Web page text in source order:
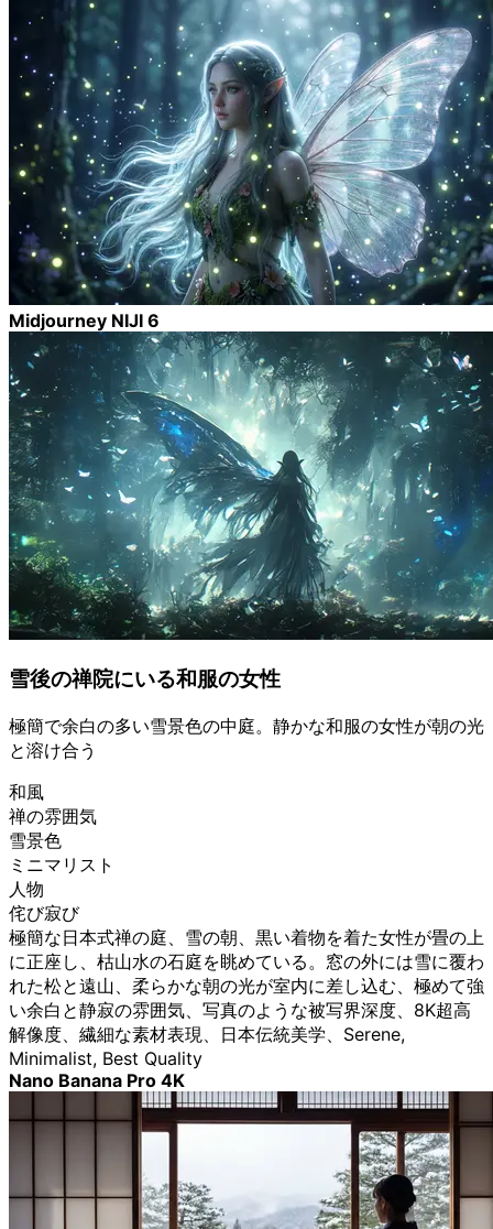
Midjourney NIJI 6
雪後の禅院にいる和服の女性
極簡で余白の多い雪景色の中庭。静かな和服の女性が朝の光
と溶け合う
和風
禅の雰囲気
雪景色
ミニマリスト
人物
侘び寂び
極簡な日本式禅の庭、雪の朝、黒い着物を着た女性が畳の上
に正座し、枯山水の石庭を眺めている。窓の外には雪に覆わ
れた松と遠山、柔らかな朝の光が室内に差し込む、極めて強
い余白と静寂の雰囲気、写真のような被写界深度、8K超高
解像度、繊細な素材表現、日本伝統美学、Serene,
Minimalist, Best Quality
Nano Banana Pro 4K